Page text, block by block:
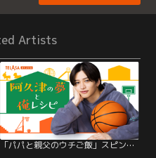
Artists
「パパと親父のウチご飯」スピンオフドラマ「阿久津の夢と俺レシピ」